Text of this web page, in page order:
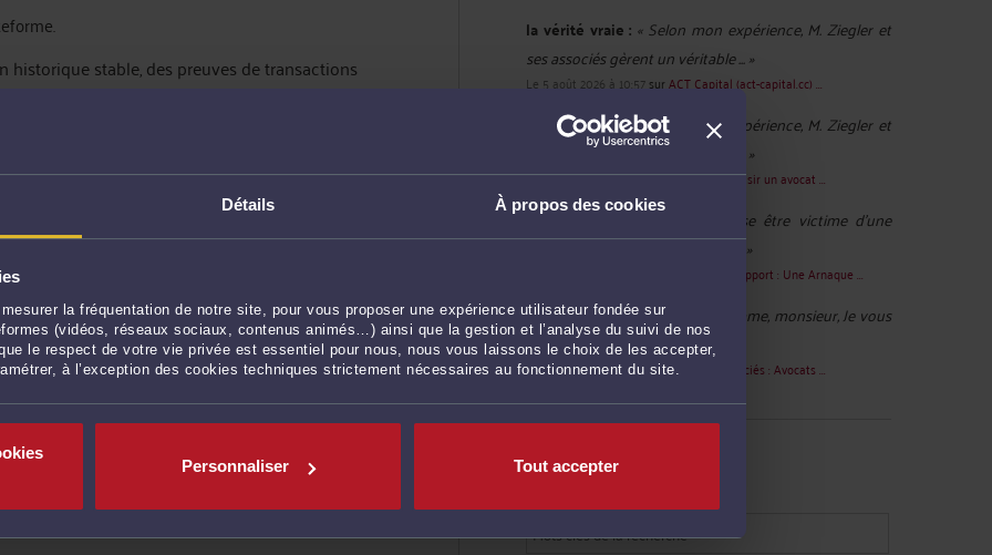
Détails À propos des cookies
la fréquentation de notre site, pour vous proposer une expérience utilisateur fondée sur
(vidéos, réseaux sociaux, contenus animés…) ainsi que la gestion et l’analyse du suivi de nos
le respect de votre vie privée est essentiel pour nous, nous vous laissons le choix de les accepter,
à l’exception des cookies techniques strictement nécessaires au fonctionnement du site.
Personnaliser Tout accepter
stable, des preuves de transactions
;
la vérité vraie : « Selon mon expérience, M. Ziegler et
ses associés gèrent un véritable ... »
Le 5 août 2026 à 10:57surACT Capital (act-capital.cc) ...
la vérité vraie :« Selon mon expérience, M. Ziegler et
ses associés gèrent un véritable ... »
Le 5 août 2026 à 10:46surComment choisir un avocat ...
SARRAZIN : « Bonjour Je pense être victime d'une
arnaque. On me réclame 5 000 ... »
TrustWallet Support : Une Arnaque ...
Christian 11250 : « Bonjour madame, monsieur, Je vous
contacte car j'ai été ... »
Le 21 juil. 2026 à 16:28surZiegler & Associés : Avocats ...
RECHERCHE